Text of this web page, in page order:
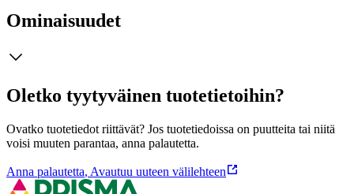
Ominaisuudet
Oletko tyytyväinen tuotetietoihin?
Ovatko tuotetiedot riittävät? Jos tuotetiedoissa on puutteita tai niitä
voisi muuten parantaa, anna palautetta.
Anna palautetta, Avautuu uuteen välilehteen